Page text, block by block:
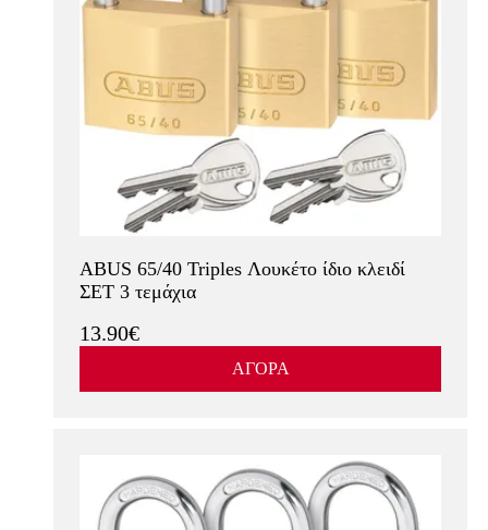
ABUS 65/40 Triples Λουκέτο ίδιο κλειδί
ΣΕΤ 3 τεμάχια
13.90€
ΑΓΟΡΑ